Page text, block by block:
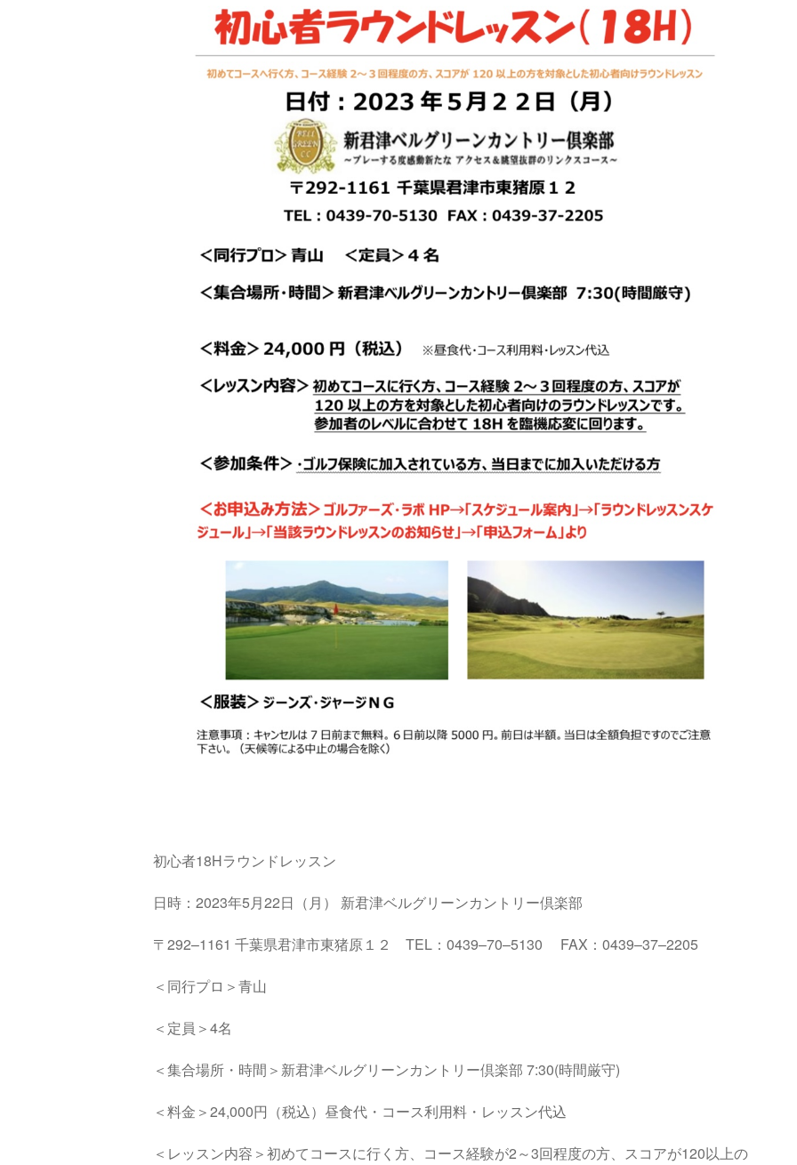
初心者18Hラウンドレッスン
日時：2023年5月22日（月） 新君津ベルグリーンカントリー倶楽部
〒292–1161 千葉県君津市東猪原１２ TEL ： 0439–70–5130 FAX ： 0439–37–2205
＜同行プロ＞青山
＜定員＞4名
＜集合場所・時間＞ 新君津ベルグリーンカントリー倶楽部 7:30(時間厳守)
＜料金＞24,000円（税込）昼食代・コース利用料・レッスン代込
＜レッスン内容＞初めてコースに行く方、コース経験が2～3回程度の方、スコアが120以上の